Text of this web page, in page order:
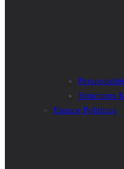
Structures
Espace Politique